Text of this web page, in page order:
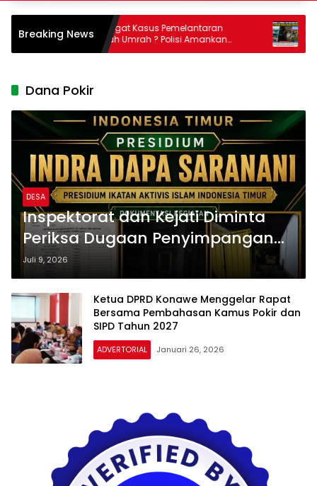
Breaking NewsMasih Ingat Kasus Pemelantaran
Jama’ah Umrah ? Polisi Amankan
Direktur PT Travelina Indonesia
Kolaka
Dana Pokir
DESA
Inspektorat dan Kejati Diminta
Periksa Dugaan Penyimpangan
DD dan Pengadaan Pokir DPRD di
Desa Rambu-Rambu Jaya
Kecamatan Ranomeeto
Juli 9, 2026
Ketua DPRD Konawe Menggelar Rapat
Bersama Pembahasan Kamus Pokir dan
SIPD Tahun 2027
ADVERTORIAL Januari 26, 2026